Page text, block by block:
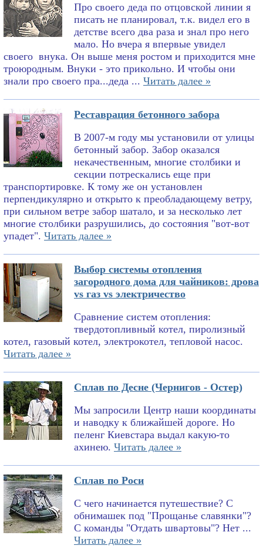
Про своего деда по отцовской линии я
писать не планировал, т.к. видел его в
детстве всего два раза и знал про него
мало. Но вчера я впервые увидел
своего внука. Он выше меня ростом и приходится мне
троюродным. Внуки - это прикольно. И чтобы они
знали про своего пра...деда ... Читать далее »
Реставрация бетонного забора
В 2007-м году мы установили от улицы
бетонный забор. Забор оказался
некачественным, многие столбики и
секции потрескались еще при
транспортировке. К тому же он установлен
перпендикулярно и открыто к преобладающему ветру,
при сильном ветре забор шатало, и за несколько лет
многие столбики разрушились, до состояния "вот-вот
упадет". Читать далее »
Выбор системы отопления
загородного дома для чайников: дрова
vs газ vs электричество
Сравнение систем отопления:
твердотопливный котел, пиролизный
котел, газовый котел, электрокотел, тепловой насос.
Читать далее »
Сплав по Десне (Чернигов - Остер)
Мы запросили Центр наши координаты
и наводку к ближайшей дороге. Но
пеленг Киевстара выдал какую-то
ахинею. Читать далее »
Сплав по Роси
С чего начинается путешествие? С
обнимашек под "Прощанье славянки"?
С команды "Отдать швартовы"? Нет ...
Читать далее »